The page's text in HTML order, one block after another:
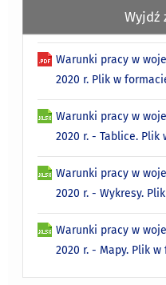
Wyjdź
Warunki pracy w
2020 r. Plik w
Warunki pracy w
2020 r. - Tablice. Plik
Warunki pracy w
2020 r. - Wykresy.
Warunki pracy w
2020 r. - Mapy. Plik w